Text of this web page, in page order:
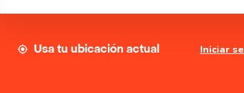
Usa tu ubicación actual Iniciar